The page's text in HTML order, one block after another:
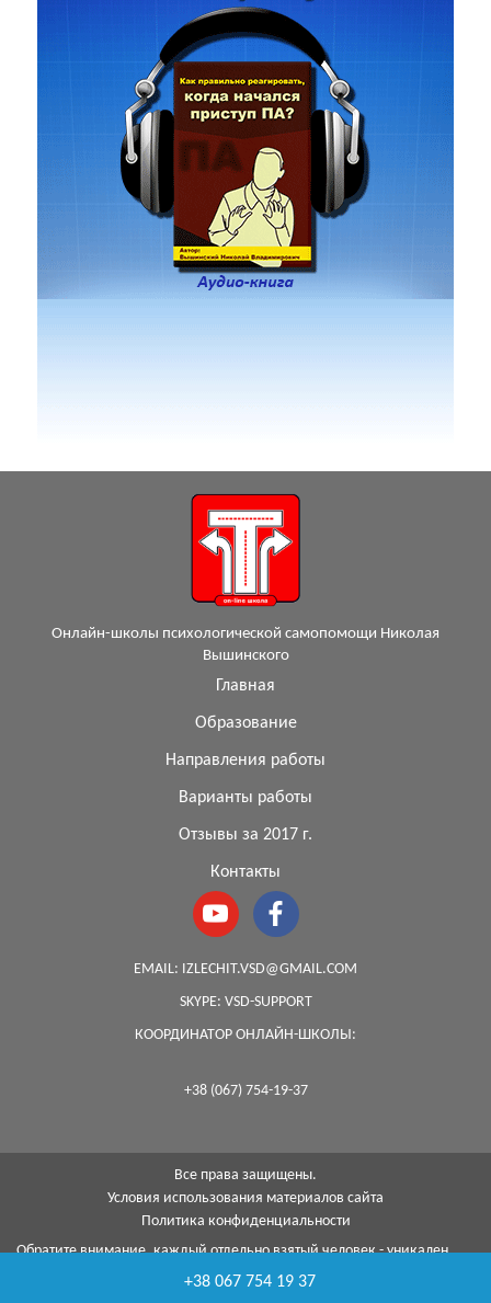
Онлайн-школы психологической самопомощи Николая
Вышинского
Главная
Образование
Направления работы
Варианты работы
Отзывы за 2017 г.
Контакты
EMAIL: IZLECHIT.VSD@GMAIL.COM
SKYPE: VSD-SUPPORT
КООРДИНАТОР ОНЛАЙН-ШКОЛЫ:
+38 (067) 754-19-37
Все права защищены.
Условия использования материалов сайта
Политика конфиденциальности
Обратите внимание, каждый отдельно взятый человек - уникален,
помощью моей методики я смогу помочь каждому...
+38 067 754 19 37